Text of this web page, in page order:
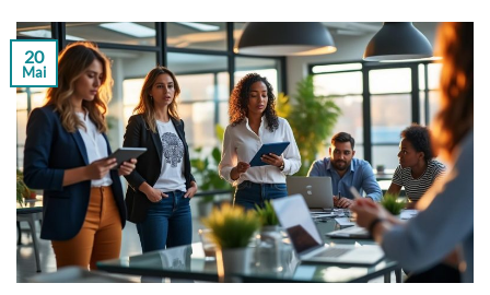
20
Mai